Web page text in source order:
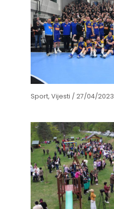
Sport,Vijesti /27/04/2023